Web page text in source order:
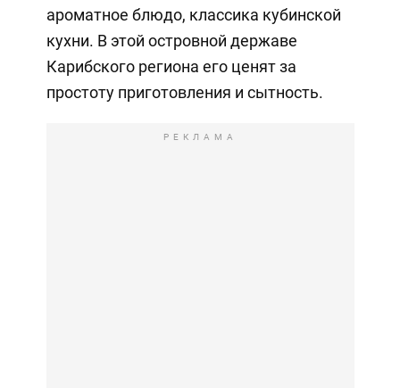
ароматное блюдо, классика кубинской
кухни. В этой островной державе
Карибского региона его ценят за
простоту приготовления и сытность.
РЕКЛАМА